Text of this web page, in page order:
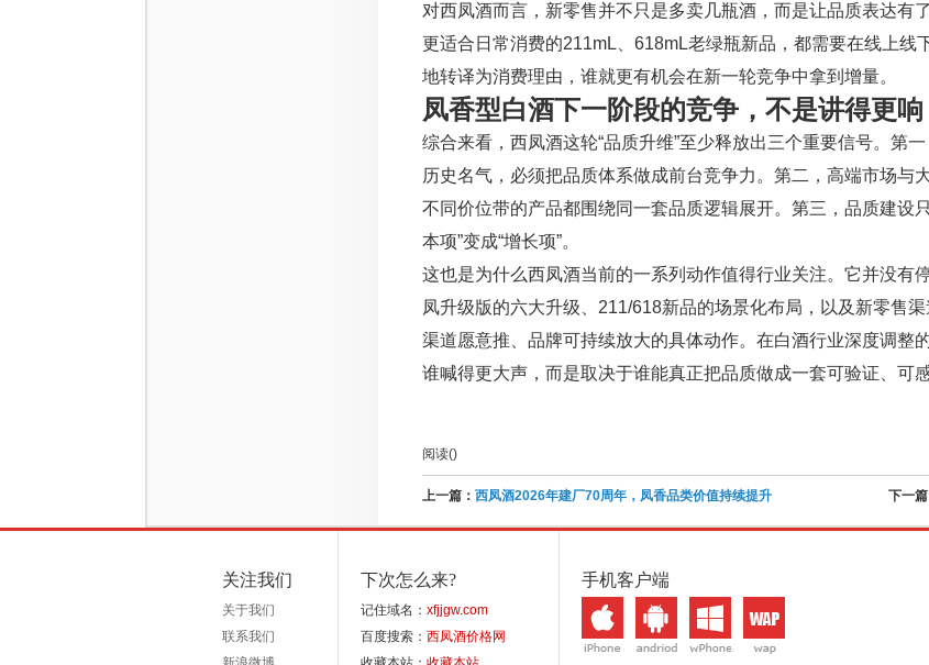
对西凤酒而言，新零售并不只是多卖几瓶酒，而是让品质表达有
更适合日常消费的211mL、618mL老绿瓶新品，都需要在线上线
地转译为消费理由，谁就更有机会在新一轮竞争中拿到增量。
凤香型白酒下一阶段的竞争，不是讲得更
综合来看，西凤酒这轮“品质升维”至少释放出三个重要信号。第
历史名气，必须把品质体系做成前台竞争力。第二，高端市场与
不同价位带的产品都围绕同一套品质逻辑展开。第三，品质建设
本项”变成“增长项”。
这也是为什么西凤酒当前的一系列动作值得行业关注。它并没有
凤升级版的六大升级、211/618新品的场景化布局，以及新零售渠
渠道愿意推、品牌可持续放大的具体动作。在白酒行业深度调整
谁喊得更大声，而是取决于谁能真正把品质做成一套可验证、可
阅读()
上一篇： 西凤酒2026年建厂70周年，凤香品类价值持续提升 下一篇
关注我们
关于我们
联系我们
下次怎么来?
记住域名： xfjjgw.com
百度搜索： 西凤酒价格网
手机客户端